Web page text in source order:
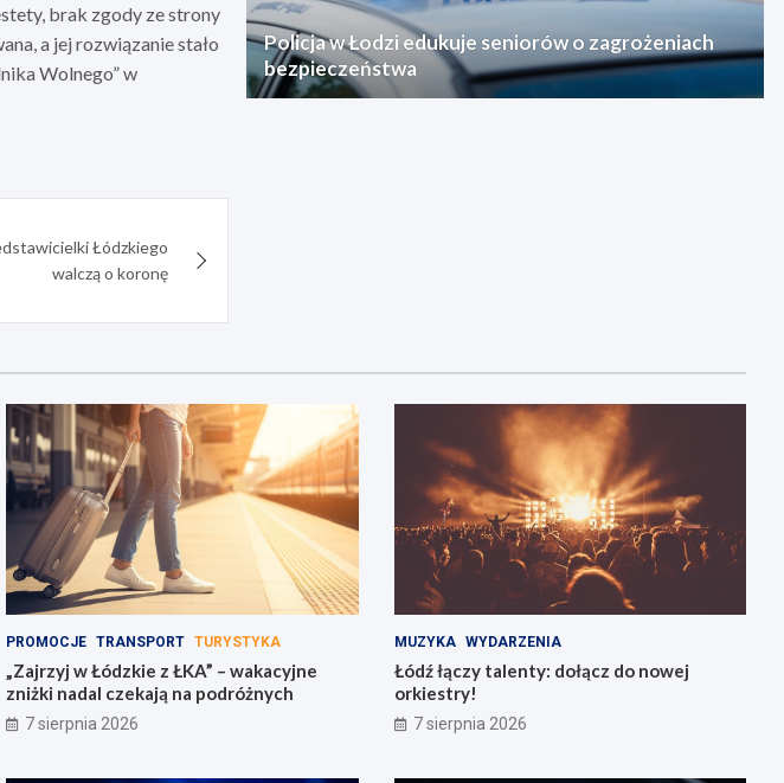
brak zgody ze strony
a jej rozwiązanie stało
Wolnego” w
Łódzkiego
walczą o koronę
Policja w Łodzi edukuje seniorów o zagrożeniach
bezpieczeństwa
PROMOCJE TRANSPORT TURYSTYKA
„Zajrzyj w Łódzkie z ŁKA” – wakacyjne
zniżki nadal czekają na podróżnych
7 sierpnia 2026
MUZYKA WYDARZENIA
Łódź łączy talenty: dołącz do nowej
orkiestry!
7 sierpnia 2026